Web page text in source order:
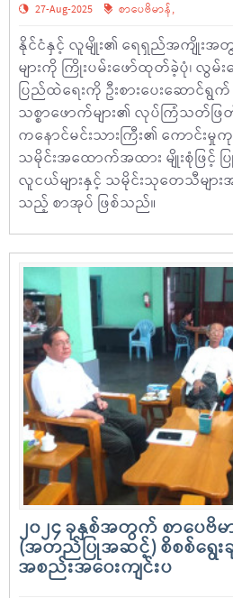
27-Aug-2025 စာပေဗိမာန်,
နိုင်ငံနှင့် လူမျိုး၏ ရေရှည်အကျိုး
များကို ကြိုးပမ်းဖော်ထုတ်ခဲ့ပုံ၊ လွမ်
ပြည်ထဲရေးကို ဦးစားပေးဆောင်ရွက်
သစ္စာဖောက်များ၏ လုပ်ကြံသတ်ဖြ
ကနောင်မင်းသားကြီး၏ ကော
သမိုင်းအထောက်အထား မျိုးစုံဖြင့်
လူငယ်များနှင့် သမိုင်းသုတေသီမျ
သည့် စာအုပ် ဖြစ်သည်။
၂၀၂၄ ခုနှစ်အတွက် စာပေဗိ
(အတည်ပြုအဆင့်) စိစစ်ရွေးခ
အစည်းအဝေးကျင်းပ